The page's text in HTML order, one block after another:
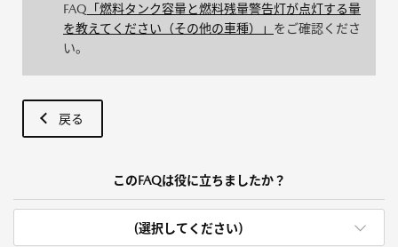
FAQ 「燃料タンク容量と燃料残量警告灯が点灯する量
を教えてください（その他の車種）」 をご確認くださ
い。
戻る
このFAQは役に立ちましたか？
(選択してください)